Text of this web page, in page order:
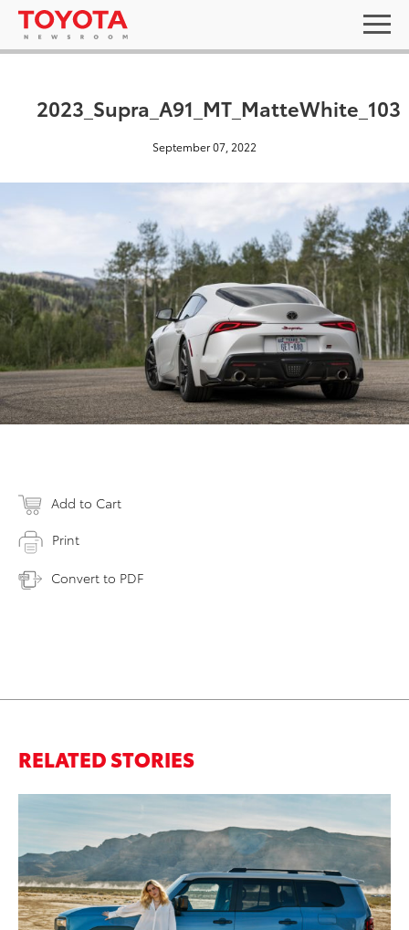
2023_Supra_A91_MT_MatteWhite_103
September 07, 2022
Add to Cart
Print
Convert to PDF
RELATED STORIES